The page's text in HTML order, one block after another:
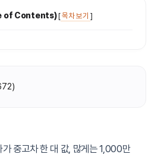
of Contents)[목차 보기 ]
)
중고차 한 대 값, 많게는 1,000만